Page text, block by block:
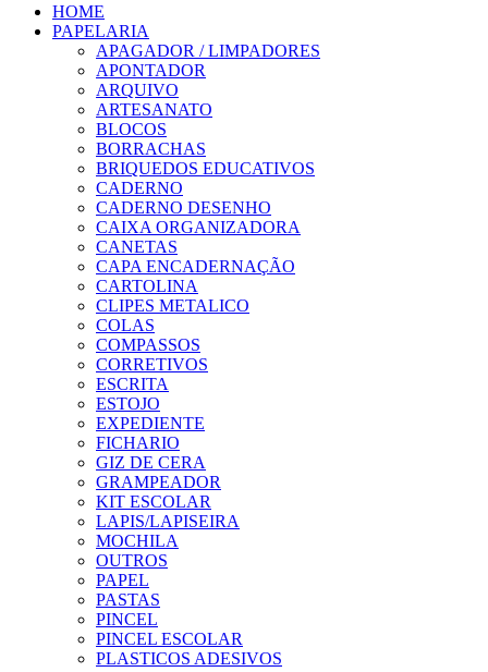
HOME
PAPELARIA
APAGADOR / LIMPADORES
APONTADOR
ARQUIVO
ARTESANATO
BLOCOS
BORRACHAS
BRIQUEDOS EDUCATIVOS
CADERNO
CADERNO DESENHO
CAIXA ORGANIZADORA
CANETAS
CAPA ENCADERNAÇÃO
CARTOLINA
CLIPES METALICO
COLAS
COMPASSOS
CORRETIVOS
ESCRITA
ESTOJO
EXPEDIENTE
FICHARIO
GIZ DE CERA
GRAMPEADOR
KIT ESCOLAR
LAPIS/LAPISEIRA
MOCHILA
OUTROS
PAPEL
PASTAS
PINCEL
PINCEL ESCOLAR
PLASTICOS ADESIVOS